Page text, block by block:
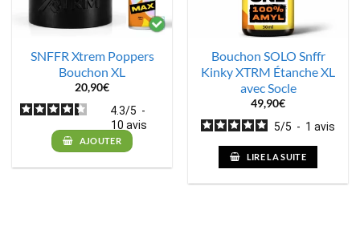
SNFFR Xtrem Poppers
Bouchon XL
20,90€
4.3/5 -
10 avis
AJOUTER
Bouchon SOLO Snffr
Kinky XTRM Étanche XL
avec Socle
49,90€
5/5 - 1 avis
LIRE LA SUITE